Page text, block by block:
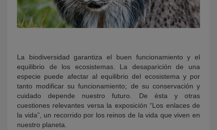
La biodiversidad garantiza el buen funcionamiento y el
equilibrio de los ecosistemas. La desaparición de una
especie puede afectar al equilibrio del ecosistema y por
tanto modificar su funcionamiento; de su conservación y
cuidado depende nuestro futuro. De ésta y otras
cuestiones relevantes versa la exposición “Los enlaces de
la vida”, un recorrido por los reinos de la vida que viven en
nuestro planeta.